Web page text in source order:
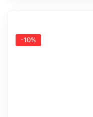
-10%